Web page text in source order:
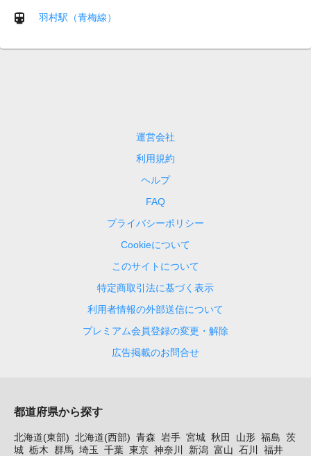
羽村駅（青梅線）
運営会社
利用規約
ヘルプ
FAQ
プライバシーポリシー
Cookieについて
このサイトについて
特定商取引法に基づく表示
利用者情報の外部送信について
プレミアム会員登録の変更・解除
広告掲載のお問合せ
都道府県から探す
北海道(東部) 北海道(西部) 青森 岩手 宮城 秋田 山形 福島 茨
城 栃木 群馬 埼玉 千葉 東京 神奈川 新潟 富山 石川
福井